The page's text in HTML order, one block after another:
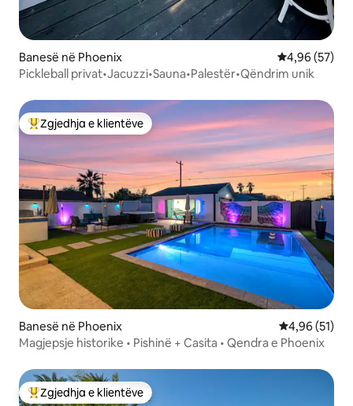
Banesë në Phoenix Vlerësimi
4,96 (57)
Pickleball privat•Jacuzzi•Sauna•Palestër•Qëndrim unik
Më të mirat e zgjedhjeve të klientëve
Zgjedhja e klientëve
Banesë në Phoenix Vlerësimi
4,96 (51)
Magjepsje historike • Pishinë + Casita • Qendra e Phoenix
Më të mirat e zgjedhjeve të klientëve
Zgjedhja e klientëve